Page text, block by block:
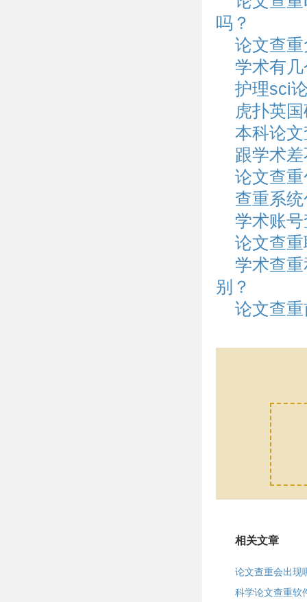
吗？
论文查
学术有
护理sci
虎扑英
本科论
跟学术
论文查
查重系
学术账
论文查
学术查
别？
论文查
相关文章
论文查重会出现
科学论文查重软